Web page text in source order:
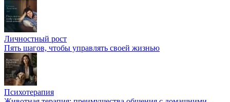
Личностный рост
Пять шагов, чтобы управлять своей жизнью
Психотерапия